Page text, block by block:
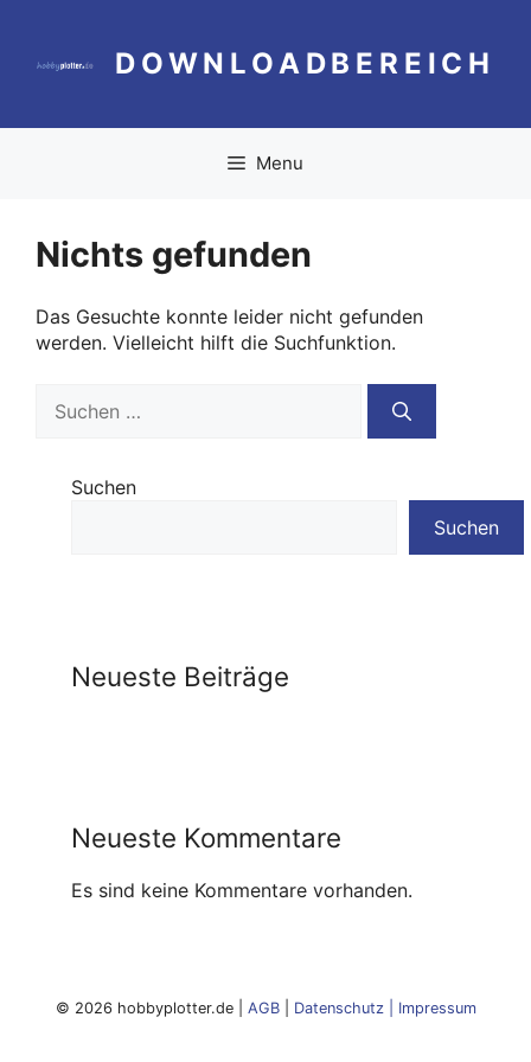
springen
DOWNLOADBEREICH
Menu
Nichts gefunden
Das Gesuchte konnte leider nicht gefunden
werden. Vielleicht hilft die Suchfunktion.
nach:
Suchen
Suchen
Neueste Beiträge
Neueste Kommentare
Es sind keine Kommentare vorhanden.
© 2026 hobbyplotter.de | AGB| Datenschutz| Impressum